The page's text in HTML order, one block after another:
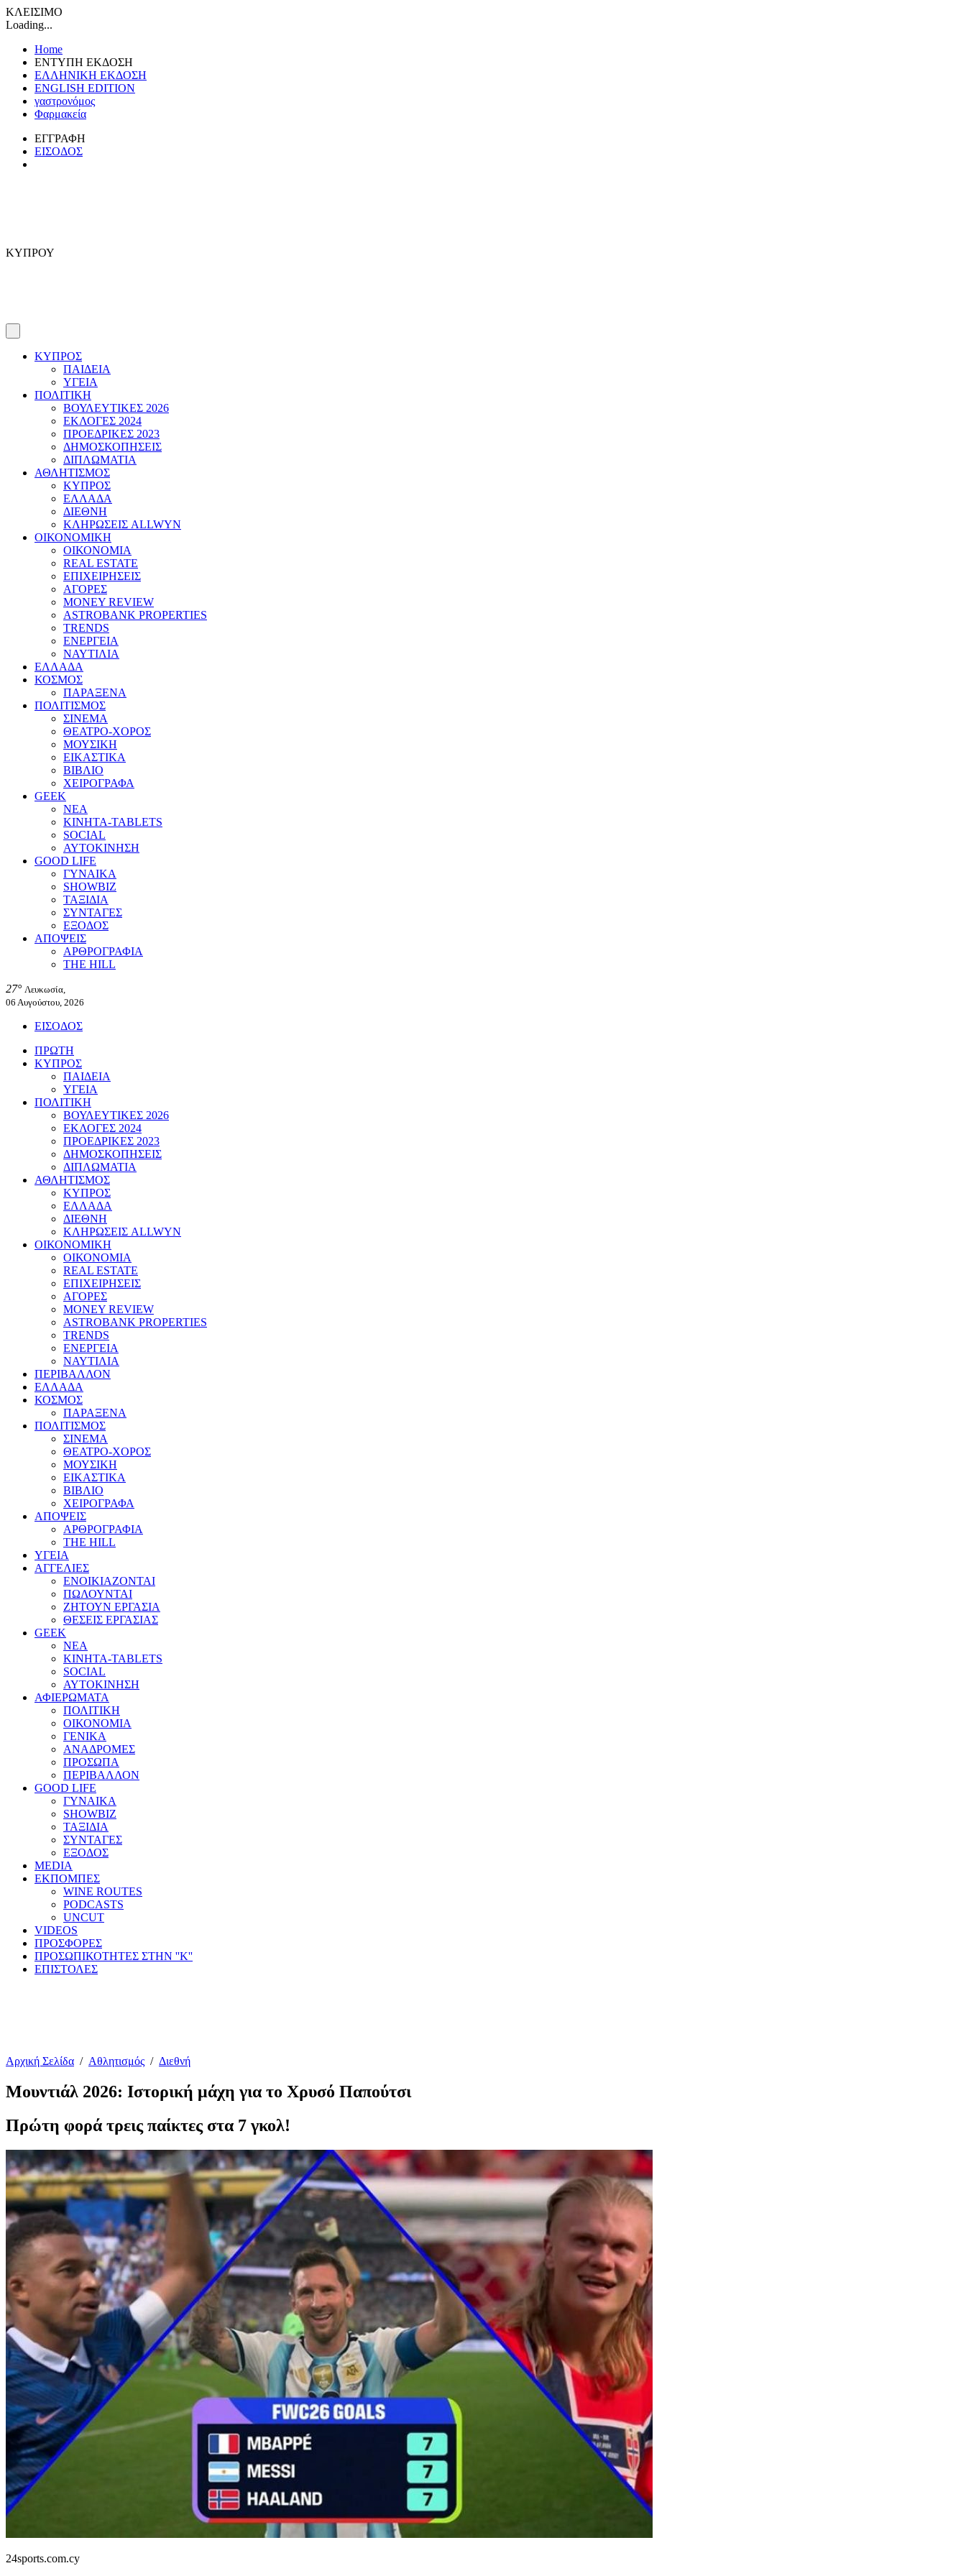
ΚΛΕΙΣΙΜΟ
Loading...
Home
ΕΝΤΥΠΗ ΕΚΔΟΣΗ
ΕΛΛΗΝΙΚΗ ΕΚΔΟΣΗ
ENGLISH EDITION
γαστρονόμος
Φαρμακεία
ΕΓΓΡΑΦΗ
ΕΙΣΟΔΟΣ
ΚΥΠΡΟΥ
ΚΥΠΡΟΣ
ΠΑΙΔΕΙΑ
ΥΓΕΙΑ
ΠΟΛΙΤΙΚΗ
ΒΟΥΛΕΥΤΙΚΕΣ 2026
ΕΚΛΟΓΕΣ 2024
ΠΡΟΕΔΡΙΚΕΣ 2023
ΔΗΜΟΣΚΟΠΗΣΕΙΣ
ΔΙΠΛΩΜΑΤΙΑ
ΑΘΛΗΤΙΣΜΟΣ
ΚΥΠΡΟΣ
ΕΛΛΑΔΑ
ΔΙΕΘΝΗ
ΚΛΗΡΩΣΕΙΣ ALLWYN
ΟΙΚΟΝΟΜΙΚΗ
ΟΙΚΟΝΟΜΙΑ
REAL ESTATE
ΕΠΙΧΕΙΡΗΣΕΙΣ
ΑΓΟΡΕΣ
MONEY REVIEW
ASTROBANK PROPERTIES
TRENDS
ΕΝΕΡΓΕΙΑ
ΝΑΥΤΙΛΙΑ
ΕΛΛΑΔΑ
ΚΟΣΜΟΣ
ΠΑΡΑΞΕΝΑ
ΠΟΛΙΤΙΣΜΟΣ
ΣΙΝΕΜΑ
ΘΕΑΤΡΟ-ΧΟΡΟΣ
ΜΟΥΣΙΚΗ
ΕΙΚΑΣΤΙΚΑ
ΒΙΒΛΙΟ
ΧΕΙΡΟΓΡΑΦΑ
GEEK
ΝΕΑ
ΚΙΝΗΤΑ-TABLETS
SOCIAL
ΑΥΤΟΚΙΝΗΣΗ
GOOD LIFE
ΓΥΝΑΙΚΑ
SHOWBIZ
ΤΑΞΙΔΙΑ
ΣΥΝΤΑΓΕΣ
ΕΞΟΔΟΣ
ΑΠΟΨΕΙΣ
ΑΡΘΡΟΓΡΑΦΙΑ
THE HILL
27° Λευκωσία,
06 Αυγούστου, 2026
ΕΙΣΟΔΟΣ
ΠΡΩΤΗ
ΚΥΠΡΟΣ
ΠΑΙΔΕΙΑ
ΥΓΕΙΑ
ΠΟΛΙΤΙΚΗ
ΒΟΥΛΕΥΤΙΚΕΣ 2026
ΕΚΛΟΓΕΣ 2024
ΠΡΟΕΔΡΙΚΕΣ 2023
ΔΗΜΟΣΚΟΠΗΣΕΙΣ
ΔΙΠΛΩΜΑΤΙΑ
ΑΘΛΗΤΙΣΜΟΣ
ΚΥΠΡΟΣ
ΕΛΛΑΔΑ
ΔΙΕΘΝΗ
ΚΛΗΡΩΣΕΙΣ ALLWYN
ΟΙΚΟΝΟΜΙΚΗ
ΟΙΚΟΝΟΜΙΑ
REAL ESTATE
ΕΠΙΧΕΙΡΗΣΕΙΣ
ΑΓΟΡΕΣ
MONEY REVIEW
ASTROBANK PROPERTIES
TRENDS
ΕΝΕΡΓΕΙΑ
ΝΑΥΤΙΛΙΑ
ΠΕΡΙΒΑΛΛΟΝ
ΕΛΛΑΔΑ
ΚΟΣΜΟΣ
ΠΑΡΑΞΕΝΑ
ΠΟΛΙΤΙΣΜΟΣ
ΣΙΝΕΜΑ
ΘΕΑΤΡΟ-ΧΟΡΟΣ
ΜΟΥΣΙΚΗ
ΕΙΚΑΣΤΙΚΑ
ΒΙΒΛΙΟ
ΧΕΙΡΟΓΡΑΦΑ
ΑΠΟΨΕΙΣ
ΑΡΘΡΟΓΡΑΦΙΑ
THE HILL
ΥΓΕΙΑ
ΑΓΓΕΛΙΕΣ
ΕΝΟΙΚΙΑΖΟΝΤΑΙ
ΠΩΛΟΥΝΤΑΙ
ΖΗΤΟΥΝ ΕΡΓΑΣΙΑ
ΘΕΣΕΙΣ ΕΡΓΑΣΙΑΣ
GEEK
ΝΕΑ
ΚΙΝΗΤΑ-TABLETS
SOCIAL
ΑΥΤΟΚΙΝΗΣΗ
ΑΦΙΕΡΩΜΑΤΑ
ΠΟΛΙΤΙΚΗ
ΟΙΚΟΝΟΜΙΑ
ΓΕΝΙΚΑ
ΑΝΑΔΡΟΜΕΣ
ΠΡΟΣΩΠΑ
ΠΕΡΙΒΑΛΛΟΝ
GOOD LIFE
ΓΥΝΑΙΚΑ
SHOWBIZ
ΤΑΞΙΔΙΑ
ΣΥΝΤΑΓΕΣ
ΕΞΟΔΟΣ
MEDIA
ΕΚΠΟΜΠΕΣ
WINE ROUTES
PODCASTS
UNCUT
VIDEOS
ΠΡΟΣΦΟΡΕΣ
ΠΡΟΣΩΠΙΚΟΤΗΤΕΣ ΣΤΗΝ ''Κ''
ΕΠΙΣΤΟΛΕΣ
Αρχική Σελίδα / Αθλητισμός / Διεθνή
Μουντιάλ 2026: Ιστορική μάχη για το Χρυσό Παπούτσι
Πρώτη φορά τρεις παίκτες στα 7 γκολ!
24sports.com.cy